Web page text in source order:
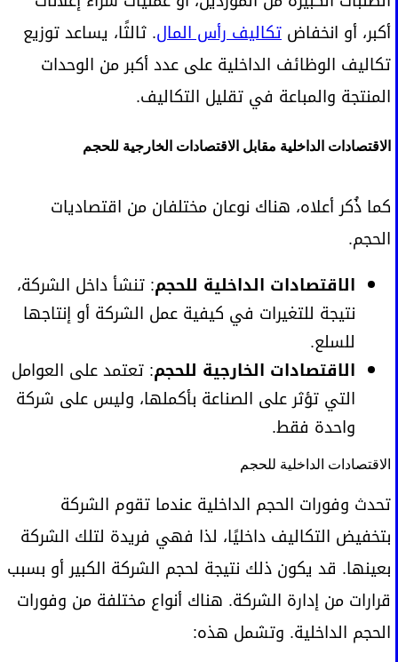
أكبر، أو انخفاض تكاليف رأس المال. ثالثًا، يساعد توزيع
تكاليف الوظائف الداخلية على عدد أكبر من الوحدات
المنتجة والمباعة في تقليل التكاليف.
الاقتصادات الداخلية مقابل الاقتصادات الخارجية للحجم
كما ذُكر أعلاه، هناك نوعان مختلفان من اقتصاديات
الحجم.
الاقتصادات الداخلية للحجم: تنشأ داخل الشركة،
نتيجة للتغيرات في كيفية عمل الشركة أو إنتاجها
للسلع.
الاقتصادات الخارجية للحجم: تعتمد على العوامل
التي تؤثر على الصناعة بأكملها، وليس على شركة
واحدة فقط.
الاقتصادات الداخلية للحجم
تحدث وفورات الحجم الداخلية عندما تقوم الشركة
بتخفيض التكاليف داخليًا، لذا فهي فريدة لتلك الشركة
بعينها. قد يكون ذلك نتيجة لحجم الشركة الكبير أو بسبب
قرارات من إدارة الشركة. هناك أنواع مختلفة من وفورات
الحجم الداخلية. وتشمل هذه: